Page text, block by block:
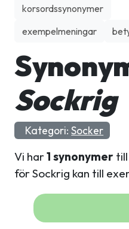
korsordssynonymer
exempelmeningar
Sockrig
Kategori:Socker
Vi har1 synonymer till
för Sockrig kan till